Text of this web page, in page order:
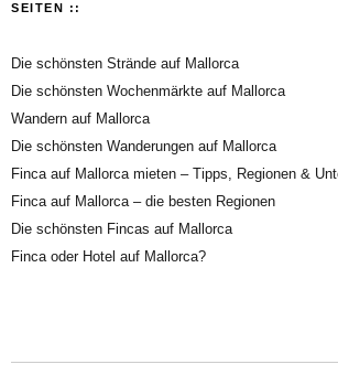
SEITEN ::
Die schönsten Strände auf Mallorca
Die schönsten Wochenmärkte auf Mallorca
Wandern auf Mallorca
Die schönsten Wanderungen auf Mallorca
Finca auf Mallorca mieten – Tipps, Regionen &
Finca auf Mallorca – die besten Regionen
Die schönsten Fincas auf Mallorca
Finca oder Hotel auf Mallorca?